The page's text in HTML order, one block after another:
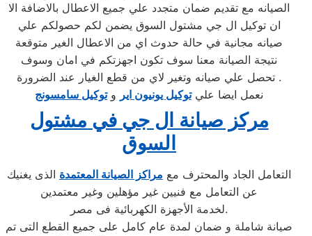
الصيانه مع تقديم ضمان متجدد علي جميع الاعطال بالاضافة الا
ان توكيل ال جي مشتول السوق يضمن لكم حصولكم علي
صيانه مجانية في حالة حدوث اي من الاعطال الغير متوقعة
نتيجة الصيانة معنا سوف تكون اجهزتكم في امان وسوف
تحصل علي صيانه وتغير لاي من قطع الغيار عند الضرورة .
نعمل ايضا عليتوكيل يونيون اير وتوكيل سامسونج
مركز صيانة ال جي في مشتول
السوق
التعامل الجاد والمحترف مع مراكز الصيانة المعتمدة الذى يغنيك
عن التعامل مع فنيين غير مؤهلين وغير معتمدين
لخدمة الأجهزة الكهربائية فى مصر.
صيانة شاملة و ضمان لمدة عام كامل على جميع القطع التى تم